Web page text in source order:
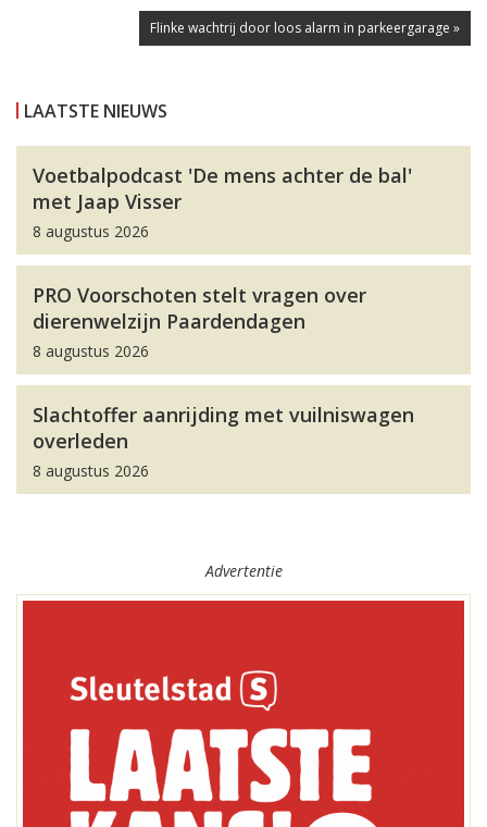
Flinke wachtrij door loos alarm in parkeergarage »
LAATSTE NIEUWS
Voetbalpodcast 'De mens achter de bal'
met Jaap Visser
8 augustus 2026
PRO Voorschoten stelt vragen over
dierenwelzijn Paardendagen
8 augustus 2026
Slachtoffer aanrijding met vuilniswagen
overleden
8 augustus 2026
Advertentie